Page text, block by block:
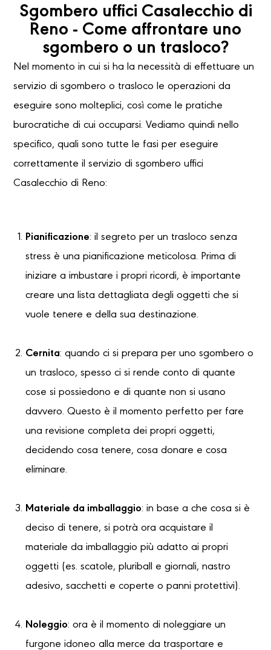
Sgombero uffici Casalecchio di
Reno - Come affrontare uno
sgombero o un trasloco?
Nel momento in cui si ha la necessità di effettuare un
servizio di sgombero o trasloco le operazioni da
eseguire sono molteplici, così come le pratiche
burocratiche di cui occuparsi. Vediamo quindi nello
specifico, quali sono tutte le fasi per eseguire
correttamente il servizio di sgombero uffici
Casalecchio di Reno:
Pianificazione: il segreto per un trasloco senza
stress è una pianificazione meticolosa. Prima di
iniziare a imbustare i propri ricordi, è importante
creare una lista dettagliata degli oggetti che si
vuole tenere e della sua destinazione.
Cernita: quando ci si prepara per uno sgombero o
un trasloco, spesso ci si rende conto di quante
cose si possiedono e di quante non si usano
davvero. Questo è il momento perfetto per fare
una revisione completa dei propri oggetti,
decidendo cosa tenere, cosa donare e cosa
eliminare.
Materiale da imballaggio: in base a che cosa si è
deciso di tenere, si potrà ora acquistare il
materiale da imballaggio più adatto ai propri
oggetti (es. scatole, pluriball e giornali, nastro
adesivo, sacchetti e coperte o panni protettivi).
Noleggio: ora è il momento di noleggiare un
furgone idoneo alla merce da trasportare e